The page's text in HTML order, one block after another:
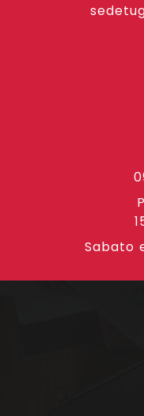
Sabato